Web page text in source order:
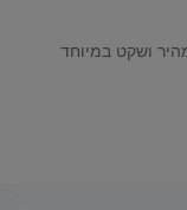
ושקט במיוחד